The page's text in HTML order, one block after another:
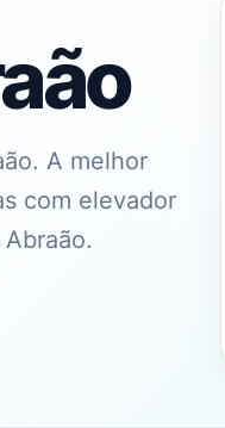
A melhor
com elevador